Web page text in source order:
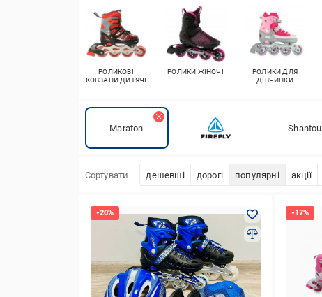
РОЛИКОВІ
КОВЗАНИ ДИТЯЧІ
РОЛИКИ ЖІНОЧІ
РОЛИКИ ДЛЯ
ДІВЧИНКИ
Maraton Shantou
Сортувати дешевші дорогі популярні акції